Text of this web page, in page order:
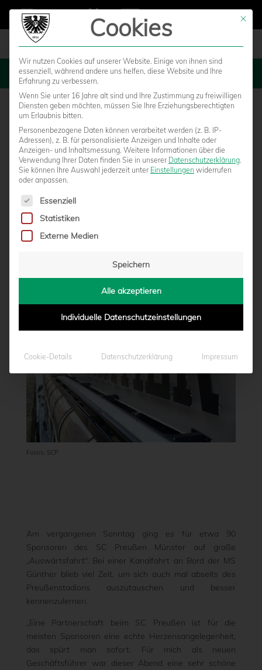
MENU
SPONSOREN NEHMEN MIT DER MS
vonMarcel Weskamp|19.08.2022 - 16:15
Fotos: SCP
Am vergangenen Sonntag ging es für etwa 90
Sponsoren des SC Preußen Münster auf große
„Auswärtsfahrt“. Bei einer Kanalfahrt an Bord der MS
Günther blieb viel Zeit, um sich auch mal abseits des
Preußenstadions auszutauschen und besser
kennenzulernen.
„Eine Partnerschaft beim SC Preußen ist für die
meisten Sponsoren eine echte Herzensangelegenheit,
das spürt man sofort. Für mich als neuen
Geschäftsführer war dieser Abend eine sehr schöne
Mit
Cookies
Wir nutzen Cookies auf unserer Website. Einige von ihnen sind
essenziell, während andere uns helfen, diese Website und Ihre
Erfahrung zu verbessern.
Wenn Sie unter 16 Jahre alt sind und Ihre Zustimmung zu freiwilligen
Diensten geben möchten, müssen Sie Ihre Erziehungsberechtigten
um Erlaubnis bitten.
Personenbezogene Daten können verarbeitet werden (z. B. IP-
Adressen), z. B. für personalisierte Anzeigen und Inhalte oder
Anzeigen- und Inhaltsmessung. Weitere Informationen über die
Verwendung Ihrer Daten finden Sie in unserer Datenschutzerklärung.
Sie können Ihre Auswahl jederzeit unter Einstellungen widerrufen
oder anpassen.
Es folgt eine Liste der Service-Gruppen, für die eine
Essenziell
Statistiken
Externe Medien
Speichern
Alle akzeptieren
Individuelle Datenschutzeinstellungen
Cookie-Details Datenschutzerklärung Impressum